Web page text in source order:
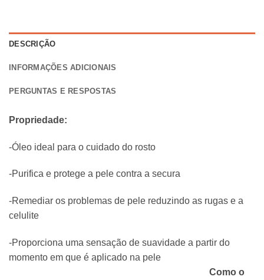
DESCRIÇÃO
INFORMAÇÕES ADICIONAIS
PERGUNTAS E RESPOSTAS
Propriedade:
-Óleo ideal para o cuidado do rosto
-Purifica e protege a pele contra a secura
-Remediar os problemas de pele reduzindo as rugas e a
celulite
-Proporciona uma sensação de suavidade a partir do
momento em que é aplicado na pele
Como o